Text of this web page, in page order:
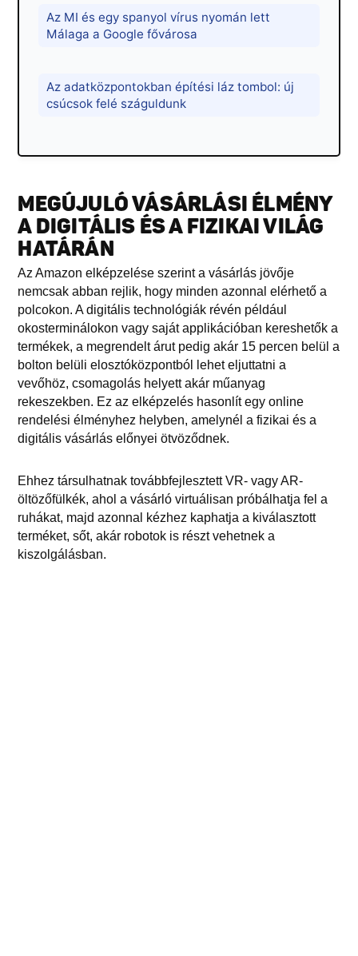
Az MI és egy spanyol vírus nyomán lett
Málaga a Google fővárosa
Az adatközpontokban építési láz tombol: új
csúcsok felé száguldunk
MEGÚJULÓ VÁSÁRLÁSI ÉLMÉNY
A DIGITÁLIS ÉS A FIZIKAI VILÁG
HATÁRÁN
Az Amazon elképzelése szerint a vásárlás jövője
nemcsak abban rejlik, hogy minden azonnal elérhető a
polcokon. A digitális technológiák révén például
okosterminálokon vagy saját applikációban kereshetők a
termékek, a megrendelt árut pedig akár 15 percen belül a
bolton belüli elosztóközpontból lehet eljuttatni a
vevőhöz, csomagolás helyett akár műanyag
rekeszekben. Ez az elképzelés hasonlít egy online
rendelési élményhez helyben, amelynél a fizikai és a
digitális vásárlás előnyei ötvöződnek.
Ehhez társulhatnak továbbfejlesztett VR- vagy AR-
öltözőfülkék, ahol a vásárló virtuálisan próbálhatja fel a
ruhákat, majd azonnal kézhez kaphatja a kiválasztott
terméket, sőt, akár robotok is részt vehetnek a
kiszolgálásban.